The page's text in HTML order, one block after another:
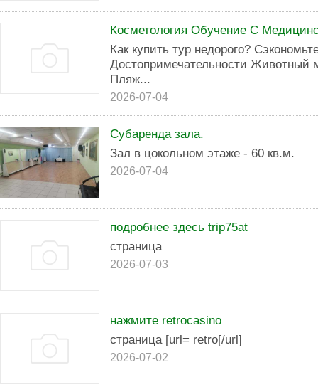
Косметология Обучение С
Как купить тур недорого?
Достопримечательности Животный
Пляж...
2026-07-04
Субаренда зала.
Зал в цокольном этаже - 60 кв.м.
2026-07-04
подробнее здесь trip75at
страница
2026-07-03
нажмите retrocasino
страница [url= retro[/url]
2026-07-02